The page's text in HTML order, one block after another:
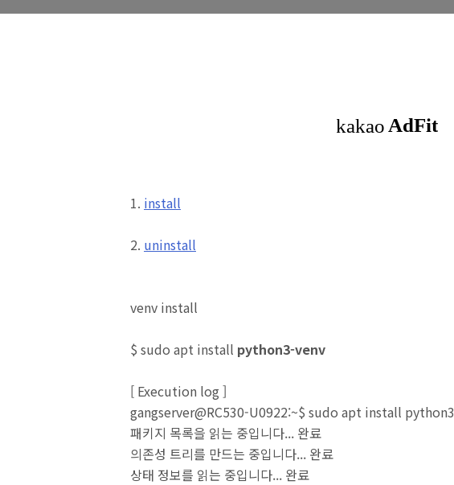
1. install
2. uninstall
venv install
$ sudo apt install python3-venv
[ Execution log ]
gangserver@RC530-U0922:~$ sudo apt install
패키지 목록을 읽는 중입니다... 완료
의존성 트리를 만드는 중입니다... 완료
상태 정보를 읽는 중입니다... 완료